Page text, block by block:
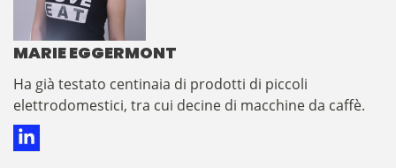
MARIE EGGERMONT
​​​​​​​​Ha già testato centinaia di prodotti di piccoli
elettrodomestici, tra cui decine di macchine da caffè.